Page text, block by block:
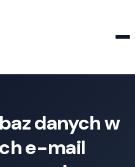
danych w
e-mail